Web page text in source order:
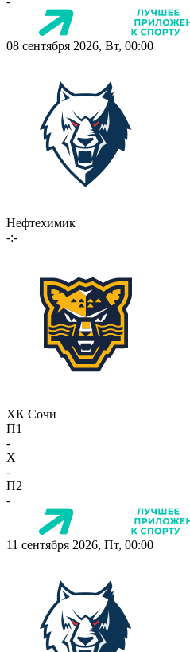
08 сентября 2026, Вт, 00:00
Нефтехимик
-:-
ХК Сочи
П1
-
X
-
П2
-
11 сентября 2026, Пт, 00:00